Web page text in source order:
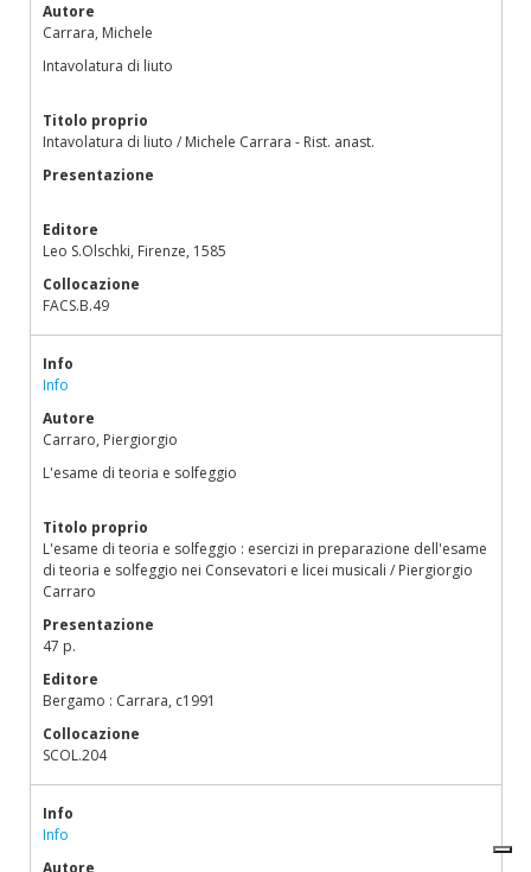
Autore
Carrara, Michele
Intavolatura di liuto
Titolo proprio
Intavolatura di liuto / Michele Carrara - Rist. anast.
Presentazione
Editore
Leo S.Olschki, Firenze, 1585
Collocazione
FACS.B.49
Info
Info
Autore
Carraro, Piergiorgio
L'esame di teoria e solfeggio
Titolo proprio
L'esame di teoria e solfeggio : esercizi in preparazione dell'esame
di teoria e solfeggio nei Consevatori e licei musicali / Piergiorgio
Carraro
Presentazione
47 p.
Editore
Bergamo : Carrara, c1991
Collocazione
SCOL.204
Info
Info
Autore